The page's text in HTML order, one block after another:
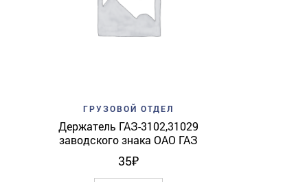
Add to wishlist Quick View
ГРУЗОВОЙ ОТДЕЛ
Держатель ГАЗ-3102,31029
заводского знака ОАО ГАЗ
35₽